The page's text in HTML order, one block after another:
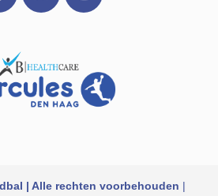
| Alle rechten voorbehouden |